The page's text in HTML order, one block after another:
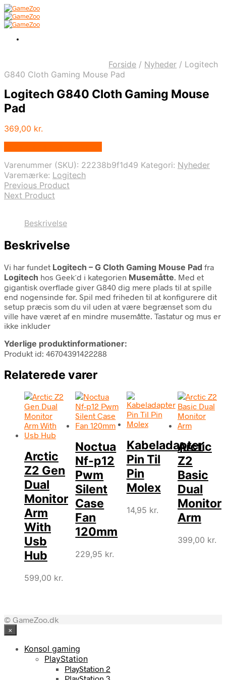
Forside / Nyheder / Logitech
G840 Cloth Gaming Mouse Pad
Logitech G840 Cloth Gaming Mouse
Pad
369,00 kr.
Varenummer (SKU): 22238b9f1d49 Kategori: Nyheder
Varemærke: Logitech
Previous Product
Next Product
Beskrivelse
Beskrivelse
Vi har fundet Logitech – G Cloth Gaming Mouse Pad fra
Logitech hos Geek´d i kategorien Musemåtte. Med et
gigantisk overflade giver G840 dig mere plads til at spille
end nogensinde før. Spil med friheden til at konfigurere dit
setup præcis som du vil uden at være begrænset som du
ville have været af en mindre musemåtte. Tastatur og mus er
ikke inkluder
Yderlige produktinformationer:
Produkt id: 46704391422288
Relaterede varer
Arctic
Z2 Gen
Dual
Monitor
Arm
With
Usb
Hub
599,00 kr.
Noctua
Nf-p12
Pwm
Silent
Case
Fan
120mm
229,95 kr.
Kabeladapter
Pin Til
Pin
Molex
14,95 kr.
Arctic
Z2
Basic
Dual
Monitor
Arm
399,00 kr.
© GameZoo.dk
×
Konsol gaming
PlayStation
PlayStation 2